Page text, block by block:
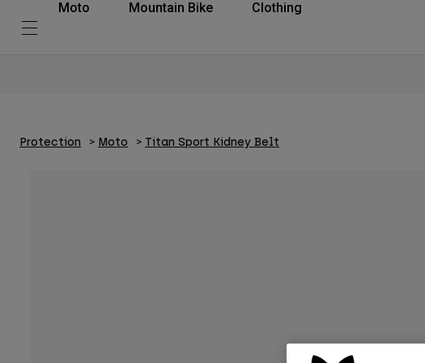
Moto Mountain Bike Clothing
Protection Moto Titan Sport Kidney Belt